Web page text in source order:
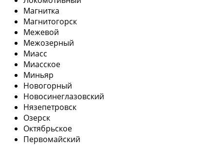
Магнитка
Магнитогорск
Межевой
Межозерный
Миасс
Миасское
Миньяр
Новогорный
Новосинеглазовский
Нязепетровск
Озерск
Октябрьское
Первомайский